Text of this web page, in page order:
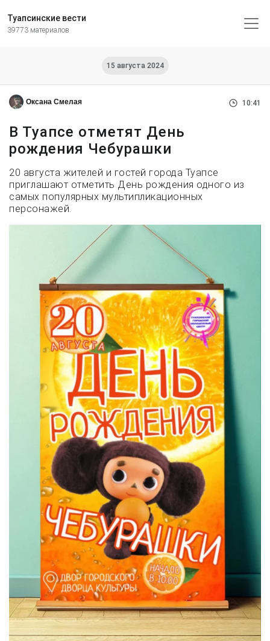
Туапсинские вести
39773 материалов
15 августа 2024
Оксана Смелая 10:41
В Туапсе отметят День
рождения Чебурашки
20 августа жителей и гостей города Туапсе
приглашают отметить День рождения одного из
самых популярных мультипликационных
персонажей.